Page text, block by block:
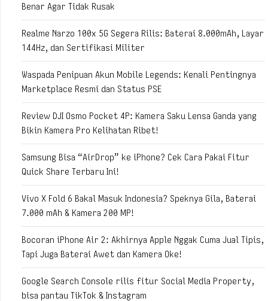
Benar Agar Tidak Rusak
Realme Narzo 100x 5G Segera Rilis: Baterai 8.000mAh, Layar
144Hz, dan Sertifikasi Militer
Waspada Penipuan Akun Mobile Legends: Kenali Pentingnya
Marketplace Resmi dan Status PSE
Review DJI Osmo Pocket 4P: Kamera Saku Lensa Ganda yang
Bikin Kamera Pro Kelihatan Ribet!
Samsung Bisa “AirDrop” ke iPhone? Cek Cara Pakai Fitur
Quick Share Terbaru Ini!
Vivo X Fold 6 Bakal Masuk Indonesia? Speknya Gila, Baterai
7.000 mAh & Kamera 200 MP!
Bocoran iPhone Air 2: Akhirnya Apple Nggak Cuma Jual Tipis,
Tapi Juga Baterai Awet dan Kamera Oke!
Google Search Console rilis fitur Social Media Property,
bisa pantau TikTok & Instagram